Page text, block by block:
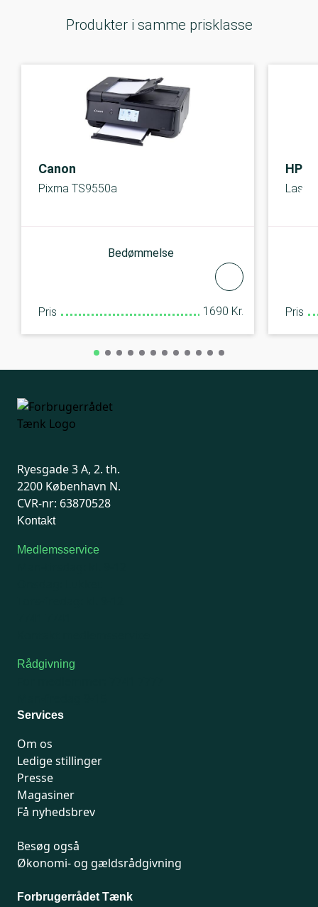
Produkter i samme prisklasse
Canon
Pixma TS9550a
Bedømmelse
Pris 1690 Kr.
HP
Pris
Ryesgade 3 A, 2. th.
2200 København N.
CVR-nr: 63870528
Kontakt
Medlemsservice
Rådgivning
Services
Om os
Ledige stillinger
Presse
Magasiner
Få nyhedsbrev
Besøg også
Økonomi- og gældsrådgivning
Forbrugerrådet Tænk